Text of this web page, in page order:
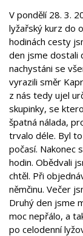
V pondělí 28. 3.
lyžařský kurz do
hodinách cesty
den jsme dostali
nachystáni se
vyrazili směr
z nás tedy ujel
skupinky, se
špatná nálada,
trvalo déle. Byl
počasí. Nakonec
hodin. Obědvali
chtěl. Při
němčinu. Večer
Druhý den jsme
moc nepřálo, a
po celodenní